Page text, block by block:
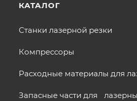
КАТАЛОГ
Станки лазерной резки
Компрессоры
Расходные материалы для
Запасные части для